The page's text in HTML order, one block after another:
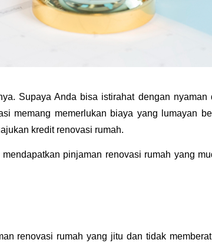
Supaya Anda bisa istirahat dengan nyaman
memang memerlukan biaya yang lumayan
kredit renovasi rumah.
pinjaman renovasi rumah yang
renovasi rumah yang jitu dan tidak